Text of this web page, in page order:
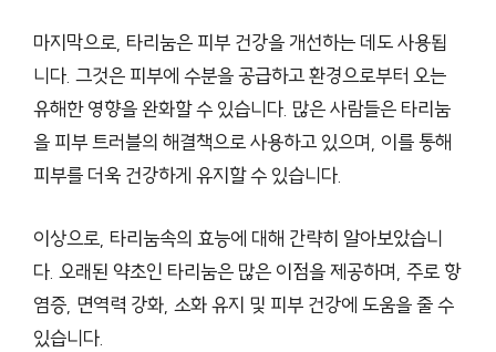
마지막으로, 타리눔은 피부 건강을 개선하는 데도 사용됩
니다. 그것은 피부에 수분을 공급하고 환경으로부터 오는
유해한 영향을 완화할 수 있습니다. 많은 사람들은 타리눔
을 피부 트러블의 해결책으로 사용하고 있으며, 이를 통해
피부를 더욱 건강하게 유지할 수 있습니다.
이상으로, 타리눔속의 효능에 대해 간략히 알아보았습니
다. 오래된 약초인 타리눔은 많은 이점을 제공하며, 주로 항
염증, 면역력 강화, 소화 유지 및 피부 건강에 도움을 줄 수
있습니다.